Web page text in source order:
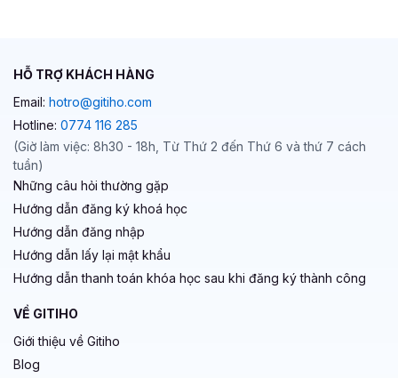
HỖ TRỢ KHÁCH HÀNG
Email: hotro@gitiho.com
Hotline: 0774 116 285
(Giờ làm việc: 8h30 - 18h, Từ Thứ 2 đến Thứ 6 và thứ 7 cách
tuần)
Những câu hỏi thường gặp
Hướng dẫn đăng ký khoá học
Hướng dẫn đăng nhập
Hướng dẫn lấy lại mật khẩu
Hướng dẫn thanh toán khóa học sau khi đăng ký thành công
VỀ GITIHO
Giới thiệu về Gitiho
Blog